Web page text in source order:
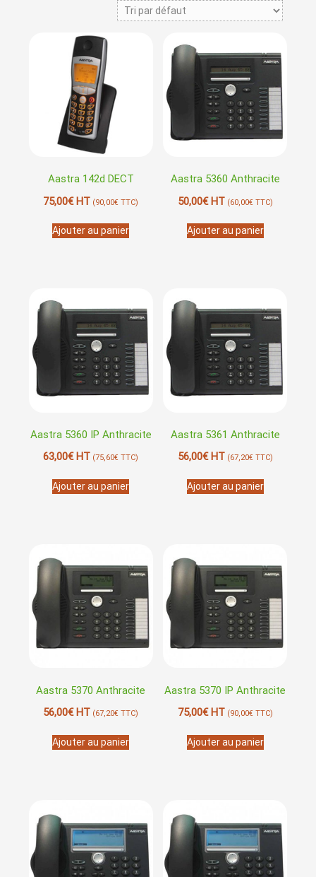
Aastra 142d DECT
75,00€HT (90,00€ TTC)
Ajouter au panier
Aastra 5360 Anthracite
50,00€HT (60,00€TTC)
Ajouter au panier
Aastra 5360 IP Anthracite
63,00€HT (75,60€ TTC)
Ajouter au panier
Aastra 5361 Anthracite
56,00€HT (67,20€TTC)
Ajouter au panier
Aastra 5370 Anthracite
56,00€HT (67,20€ TTC)
Ajouter au panier
Aastra 5370 IP Anthracite
75,00€HT (90,00€TTC)
Ajouter au panier